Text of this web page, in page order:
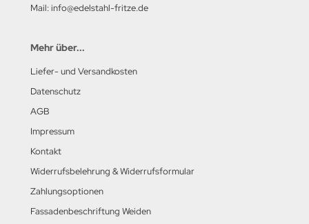
Mail: info@edelstahl-fritze.de
Mehr über...
Liefer- und Versandkosten
Datenschutz
AGB
Impressum
Kontakt
Widerrufsbelehrung & Widerrufsformular
Zahlungsoptionen
Fassadenbeschriftung Weiden